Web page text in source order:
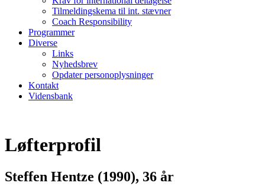
Tilmeldingskema til int. stævner
Coach Responsibility
Programmer
Diverse
Links
Nyhedsbrev
Opdater personoplysninger
Kontakt
Vidensbank
Løfterprofil
Steffen Hentze (1990), 36 år